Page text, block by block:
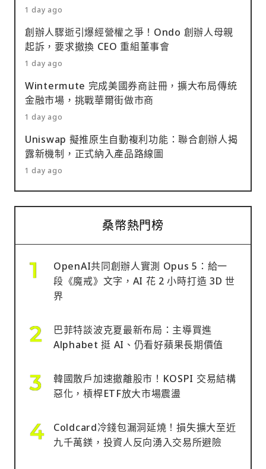
公司持有價值約 110 億美元的 ETH 資產，而且並未透
過舉債擴張部位。儘管公司目前帳面仍處於虧損狀態，
但其質押業務每年可產生約 2.58 億美元收入，透過
MAVAN 質押平台，未來年化收益甚至有機會接近 3 億
美元。這種持續性收入來源，使 ETH 儲備公司的營運
模式更具可持續性。 ETH 儲備公司估值有望超越
Strategy Kendrick 進一步指出，目前市場給予 ETH
儲備公司的估值溢價（mNAV）仍低於 Strategy。 主
要代表包括： Bitmine Immersion
Technologies（BMNR） SharpLink
司更容易透過增發股票籌資，進一步強化其資產擴張能
力。
機構交易員正逐步降低市場曝險。 另一方面，永續合約
持續下跌的情況下，永續合約未平倉量與資金費率卻同
步上升。這意味著市場中有越來越多槓桿多頭正在進場
押注反彈，但價格卻未能止跌。 Lunde 認為，這種現
象代表市場累積了潛在賣壓。如果價格持續下滑，這些
高槓桿多頭可能被迫平倉，進一步放大市場跌勢。 雖然
們認為這些槓桿多頭背後潛藏的賣壓，正發出市場可能
出現更低價格的警訊，因此建議投資人保持謹慎。」 長
期仍看好比特幣，但短期環境惡化 儘管短期前景轉趨保
AI 類股吸走大量資金 衍生品市場風險上升 Lunde 總結
表示： 「當外部資金不願進場，而既有持有者持續降低
部位時，我們可能將迎來一個震盪且充滿波動的夏
季。」 對於比特幣投資人而言，接下來幾個月的關鍵不
再只是價格本身，而是機構資金是否重新回流，以及 AI
1 day ago
創辦人驟逝引爆經營權之爭！Ondo 創辦人母親
起訴，要求撤換 CEO 重組董事會
1 day ago
Wintermute 完成美國券商註冊，擴大布局傳統
金融市場，挑戰華爾街做市商
1 day ago
Uniswap 擬推原生自動複利功能：聯合創辦人揭
露新機制，正式納入產品路線圖
1 day ago
桑幣熱門榜
OpenAI共同創辦人實測 Opus 5：給一
段《魔戒》文字，AI 花 2 小時打造 3D 世
界
巴菲特談波克夏最新布局：主導買進
Alphabet 挺 AI、仍看好蘋果長期價值
韓國散戶加速撤離股市！KOSPI 交易結構
惡化，槓桿ETF放大市場震盪
Coldcard冷錢包漏洞延燒！損失擴大至近
九千萬鎂，投資人反向湧入交易所避險